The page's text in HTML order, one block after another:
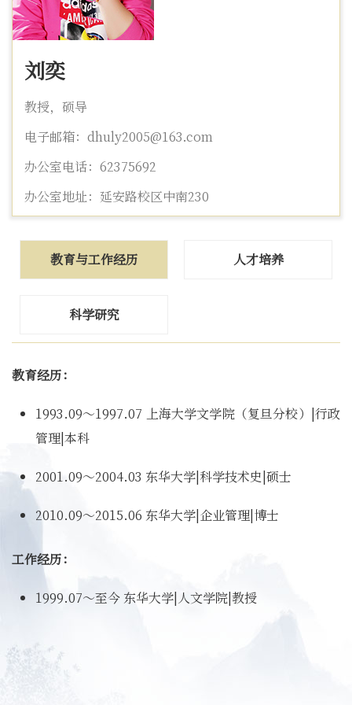
刘奕
教授，硕导
电子邮箱：dhuly2005@163.com
办公室电话：62375692
办公室地址：延安路校区中南230
教育与工作经历 人才培养
科学研究
教育经历：
1993.09～1997.07 上海大学文学院（复旦分校）|行政
管理|本科
2001.09～2004.03 东华大学|科学技术史|硕士
2010.09～2015.06 东华大学|企业管理|博士
工作经历：
1999.07～至今 东华大学|人文学院|教授